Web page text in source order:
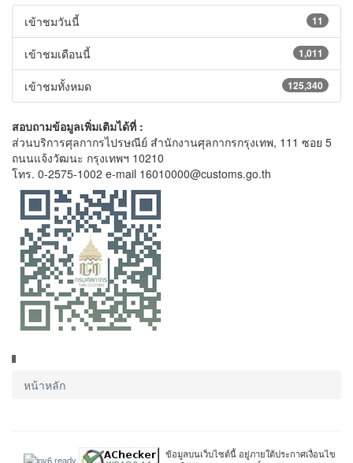
11
เข้าชมวันนี้
1,011
เข้าชมเดือนนี้
125,340
เข้าชมทั้งหมด
สอบถามข้อมูลเพิ่มเติมได้ที่ :
ส่วนบริการศุลกากรไปรษณีย์ สำนักงานศุลกากรกรุงเทพ, 111 ซอย 5
ถนนแจ้งวัฒนะ กรุงเทพฯ 10210
โทร. 0-2575-1002 e-mail 16010000@customs.go.th
หน้าหลัก
ข้อมูลบนเว็บไซต์นี้ อยู่ภายใต้ประกาศเงื่อนไข